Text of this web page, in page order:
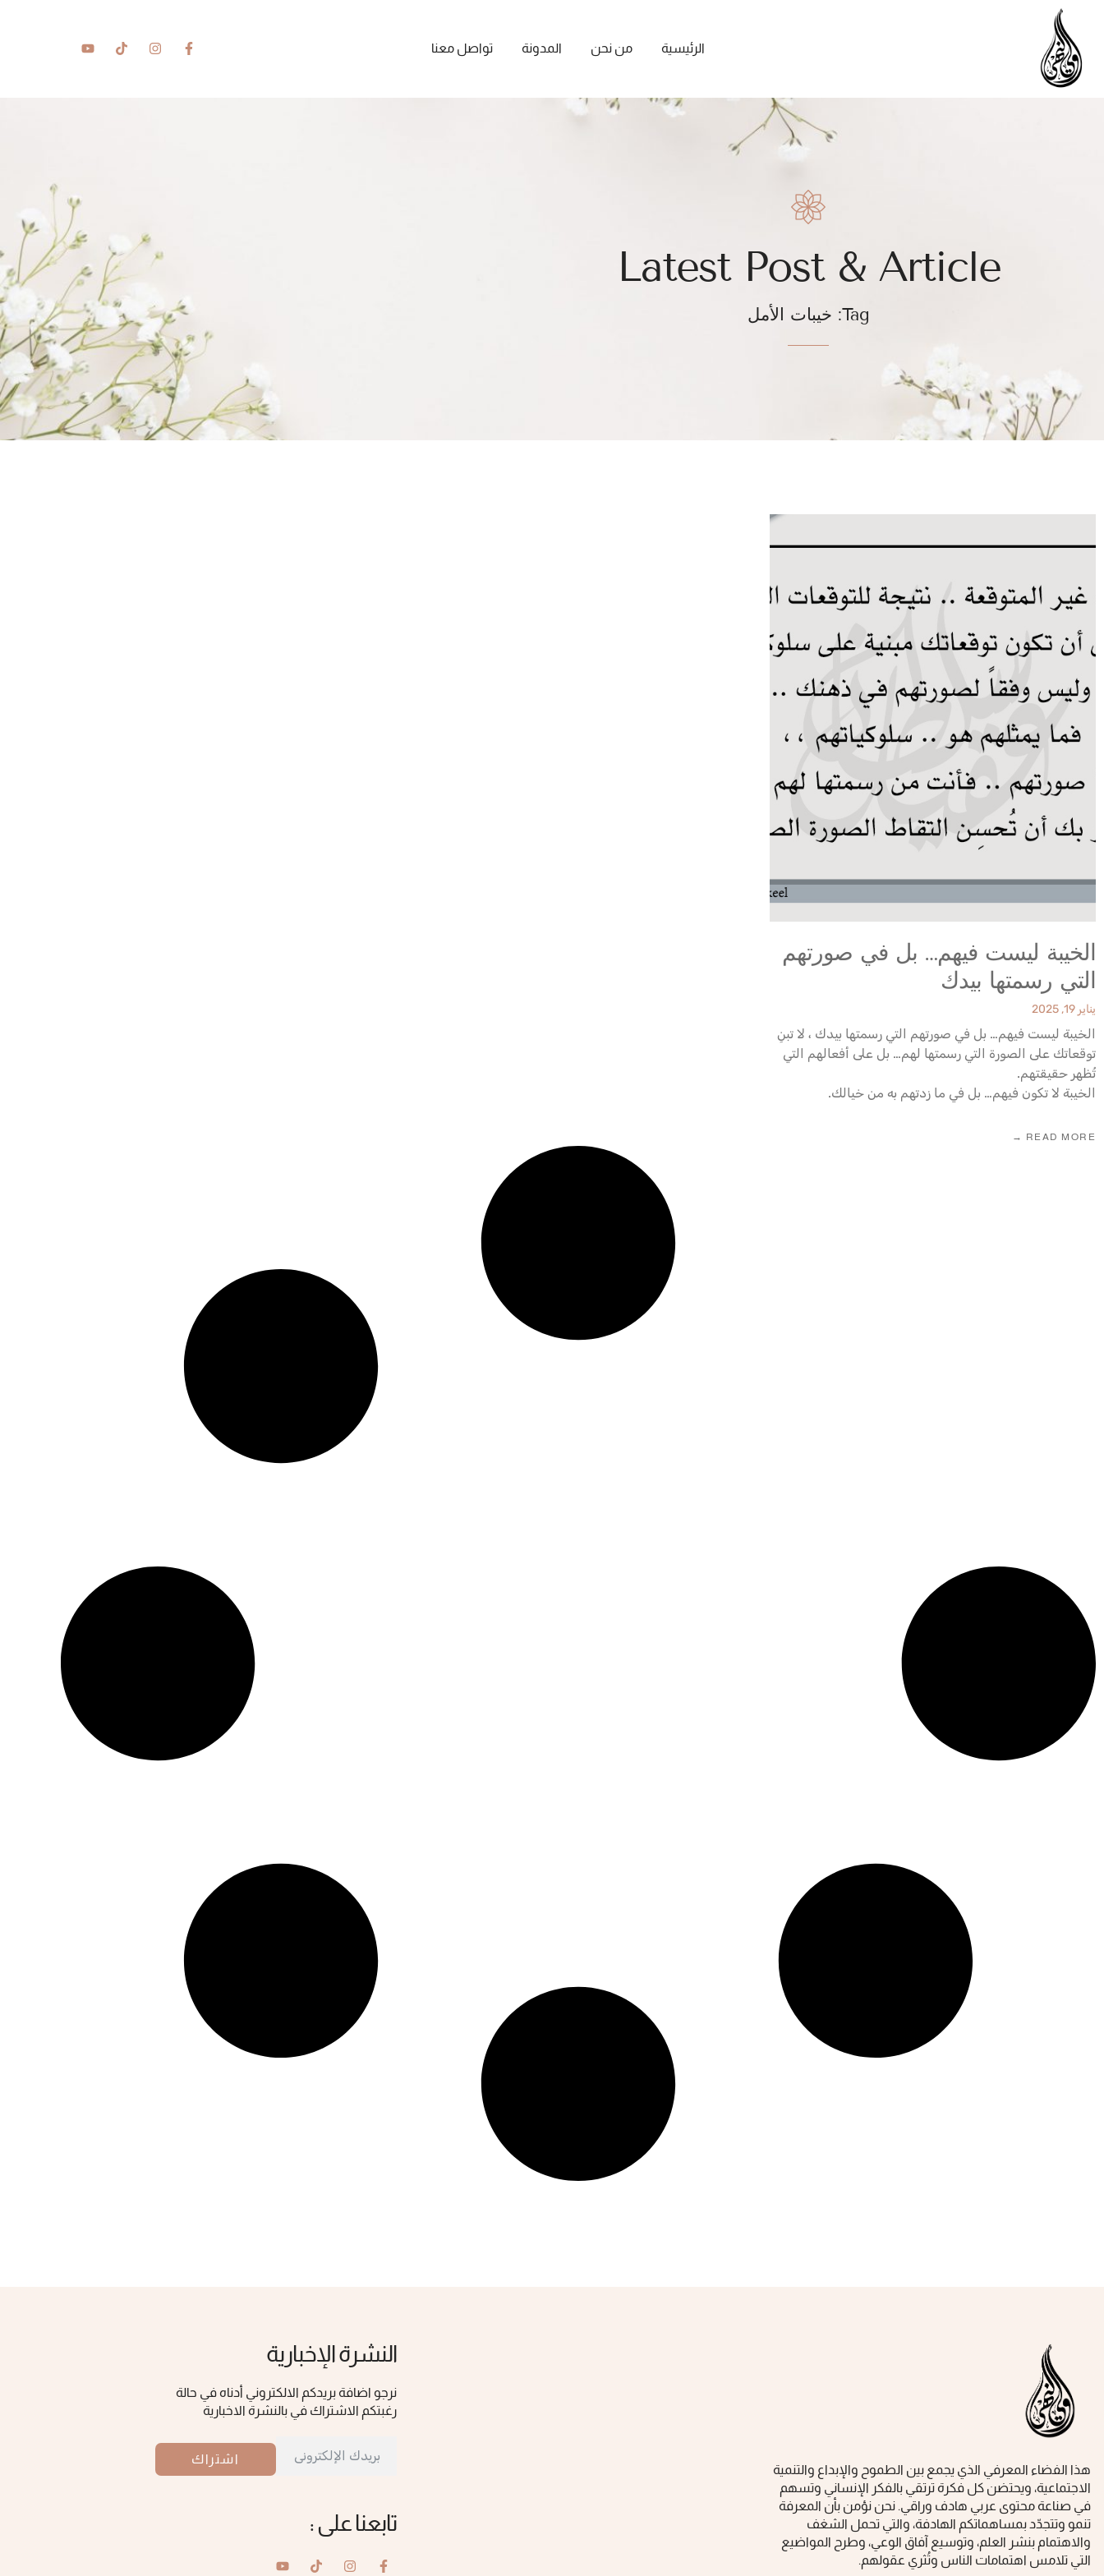
الرئيسية من نحن المدونة تواصل معنا
Latest Post & Article
Tag: خيبات الأمل
الخيبة ليست فيهم… بل في صورتهم
التي رسمتها بيدك
يناير 19, 2025
الخيبة ليست فيهم… بل في صورتهم التي رسمتها بيدك ، لا تبنِ
توقعاتك على الصورة التي رسمتها لهم… بل على أفعالهم التي
تُظهر حقيقتهم.
الخيبة لا تكون فيهم… بل في ما زدتهم به من خيالك.
READ MORE →
هذا الفضاء المعرفي الذي يجمع بين الطموح والإبداع والتنمية
الاجتماعية، ويحتضن كل فكرة ‏ترتقي بالفكر الإنساني وتسهم
في صناعة محتوى عربي هادف وراقي‎.‎ نحن نؤمن بأن المعرفة
تنمو وتتجدّد بمساهماتكم الهادفة، والتي تحمل الشغف
والاهتمام بنشر العلم، وتوسيع آفاق الوعي، ‏وطرح المواضيع
التي تلامس اهتمامات الناس وتُثري عقولهم‎.‎
النشرة الإخبارية
نرجو اضافة بريدكم الالكتروني أدناه في حالة
رغبتكم الاشتراك في بالنشرة الاخبارية
اشتراك
تابعنا على :